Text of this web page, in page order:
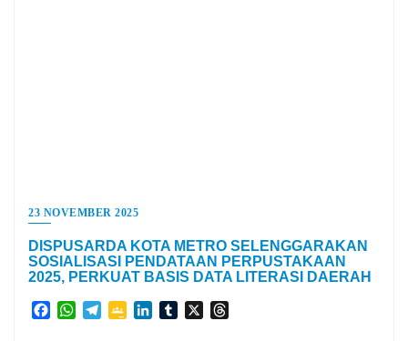
23 NOVEMBER 2025
DISPUSARDA KOTA METRO SELENGGARAKAN
SOSIALISASI PENDATAAN PERPUSTAKAAN
2025, PERKUAT BASIS DATA LITERASI DAERAH
FacebookWhatsApp
TelegramGoogleLinkedInTumblr
X